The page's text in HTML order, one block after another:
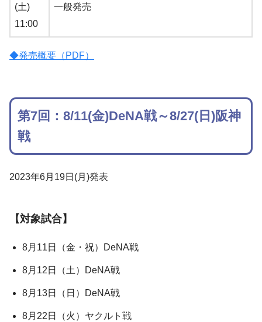
(土)
11:00
一般発売
◆発売概要（PDF）
第7回：8/11(金)DeNA戦～8/27(日)阪神
戦
2023年6月19日(月)発表
【対象試合】
8月11日（金・祝）DeNA戦
8月12日（土）DeNA戦
8月13日（日）DeNA戦
8月22日（火）ヤクルト戦